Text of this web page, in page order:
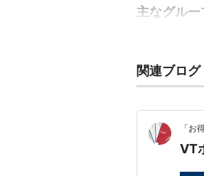
主なグルー
傘下の自動
日産自動
フォード
関連ブログ
「お
VT